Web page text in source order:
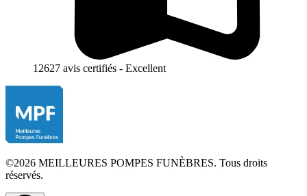
12627 avis certifiés - Excellent
©2026 MEILLEURES POMPES FUNÈBRES. Tous droits
réservés.